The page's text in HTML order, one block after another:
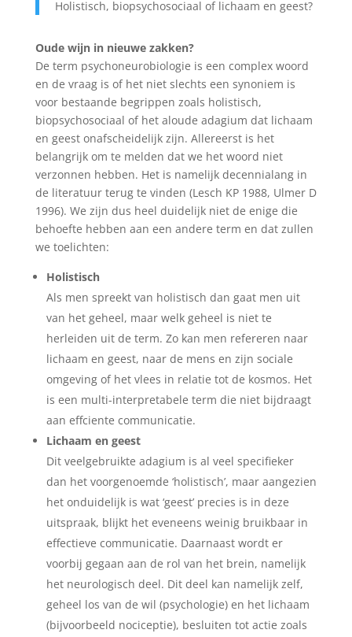
Holistisch, biopsychosociaal of lichaam en geest?
Oude wijn in nieuwe zakken?
De term psychoneurobiologie is een complex woord
en de vraag is of het niet slechts een synoniem is
voor bestaande begrippen zoals holistisch,
biopsychosociaal of het aloude adagium dat lichaam
en geest onafscheidelijk zijn. Allereerst is het
belangrijk om te melden dat we het woord niet
verzonnen hebben. Het is namelijk decennialang in
de literatuur terug te vinden (Lesch KP 1988, Ulmer D
1996). We zijn dus heel duidelijk niet de enige die
behoefte hebben aan een andere term en dat zullen
we toelichten:
Holistisch
Als men spreekt van holistisch dan gaat men uit
van het geheel, maar welk geheel is niet te
herleiden uit de term. Zo kan men refereren naar
lichaam en geest, naar de mens en zijn sociale
omgeving of het vlees in relatie tot de kosmos. Het
is een multi-interpretabele term die niet bijdraagt
aan effciente communicatie.
Lichaam en geest
Dit veelgebruikte adagium is al veel specifieker
dan het voorgenoemde ‘holistisch’, maar aangezien
het onduidelijk is wat ‘geest’ precies is in deze
uitspraak, blijkt het eveneens weinig bruikbaar in
effectieve communicatie. Daarnaast wordt er
voorbij gegaan aan de rol van het brein, namelijk
het neurologisch deel. Dit deel kan namelijk zelf,
geheel los van de wil (psychologie) en het lichaam
(bijvoorbeeld nociceptie), besluiten tot actie zoals